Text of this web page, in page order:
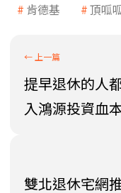
肯德基
頂呱
提早退休的人
入鴻源投資血
雙北退休宅網